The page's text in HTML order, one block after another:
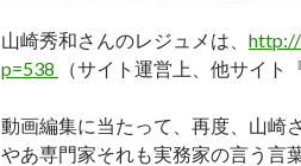
山崎秀和さんのレジュメは、 http://
p=538
（サイト運営上、他サイト
動画編集に当たって、再度、山崎
やあ専門家それも実務家の言う言